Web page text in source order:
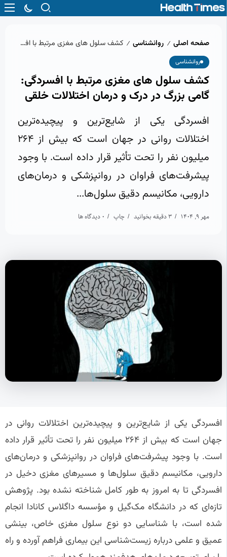
صفحه اصلی / روانشناسی / کشف سلول‌ های مغزی مرتبط با افسردگی: گامی بزرگ در درک و درمان اختلالات خلقی
روانشناسی
کشف سلول‌ های مغزی مرتبط با افسردگی:
گامی بزرگ در درک و درمان اختلالات خلقی
افسردگی یکی از شایع‌ترین و پیچیده‌ترین
اختلالات روانی در جهان است که بیش از ۲۶۴
میلیون نفر را تحت تأثیر قرار داده است. با وجود
پیشرفت‌های فراوان در روانپزشکی و درمان‌های
دارویی، مکانیسم دقیق سلول‌ها...
مهر 9, 1404 3 دقیقه بخوانید چاپ 0 دیدگاه ها
افسردگی یکی از شایع‌ترین و پیچیده‌ترین اختلالات روانی در
جهان است که بیش از ۲۶۴ میلیون نفر را تحت تأثیر قرار داده
است. با وجود پیشرفت‌های فراوان در روانپزشکی و درمان‌های
دارویی، مکانیسم دقیق سلول‌ها و مسیرهای مغزی دخیل در
افسردگی تا به امروز به طور کامل شناخته نشده بود. پژوهش
تازه‌ای که در دانشگاه مک‌گیل و مؤسسه داگلاس کانادا انجام
شده است، با شناسایی دو نوع سلول مغزی خاص، بینشی
عمیق و علمی درباره زیست‌شناسی این بیماری فراهم آورده و راه